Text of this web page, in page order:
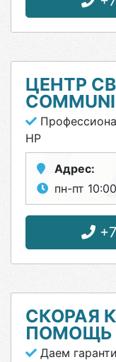
ЦЕНТР
HP
Адрес:
пн-пт
СКОРАЯ
ПОМОЩЬ
Даем